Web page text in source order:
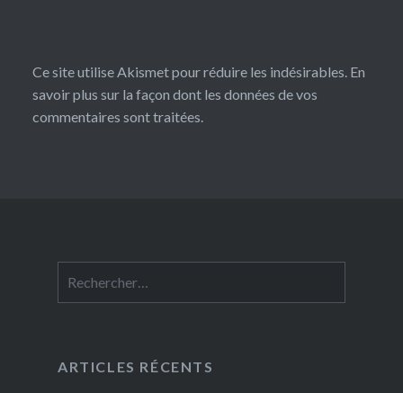
Ce site utilise Akismet pour réduire les indésirables. En
savoir plus sur la façon dont les données de vos
commentaires sont traitées.
ARTICLES RÉCENTS